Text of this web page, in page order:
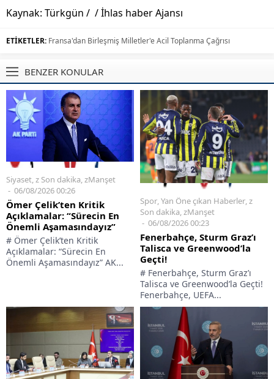
Kaynak: Türkgün / / İhlas haber Ajansı
ETİKETLER: Fransa'dan Birleşmiş Milletler'e Acil Toplanma Çağrısı
BENZER KONULAR
Siyaset,z Son dakika,zManşet
06/08/2026 00:26
Ömer Çelik’ten Kritik
Açıklamalar: “Sürecin En
Önemli Aşamasındayız”
# Ömer Çelik’ten Kritik
Açıklamalar: “Sürecin En
Önemli Aşamasındayız” AK...
Spor,Yan Öne çıkan Haberler,z
Son dakika,zManşet
06/08/2026 00:23
Fenerbahçe, Sturm Graz’ı
Talisca ve Greenwood’la
Geçti!
# Fenerbahçe, Sturm Graz’ı
Talisca ve Greenwood’la Geçti!
Fenerbahçe, UEFA...